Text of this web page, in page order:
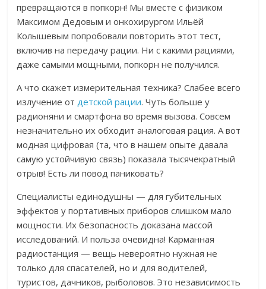
превращаются в попкорн! Мы вместе с физиком
Максимом Дедовым и онкохирургом Ильёй
Колышевым попробовали повторить этот тест,
включив на передачу рации. Ни с какими рациями,
даже самыми мощными, попкорн не получился.
А что скажет измерительная техника? Слабее всего
излучение отдетской рации. Чуть больше у
радионяни и смартфона во время вызова. Совсем
незначительно их обходит аналоговая рация. А вот
модная цифровая (та, что в нашем опыте давала
самую устойчивую связь) показала тысячекратный
отрыв! Есть ли повод паниковать?
Специалисты единодушны — для губительных
эффектов у портативных приборов слишком мало
мощности. Их безопасность доказана массой
исследований. И польза очевидна! Карманная
радиостанция — вещь невероятно нужная не
только для спасателей, но и для водителей,
туристов, дачников, рыболовов. Это независимость